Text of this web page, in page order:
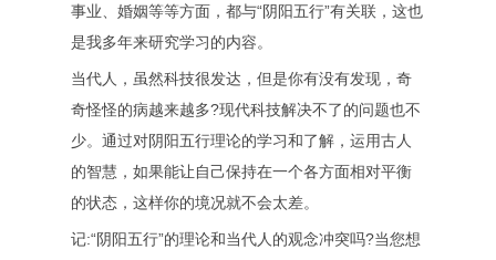
事业、婚姻等等方面，都与“阴阳五行”有关联，这也
是我多年来研究学习的内容。
当代人，虽然科技很发达，但是你有没有发现，奇
奇怪怪的病越来越多?现代科技解决不了的问题也不
少。通过对阴阳五行理论的学习和了解，运用古人
的智慧，如果能让自己保持在一个各方面相对平衡
的状态，这样你的境况就不会太差。
记:“阴阳五行”的理论和当代人的观念冲突吗?当您想